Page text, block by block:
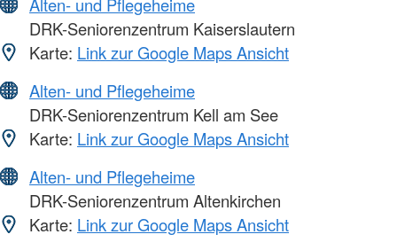
Alten- und Pflegeheime
DRK-Seniorenzentrum Kaiserslautern
Karte: Link zur Google Maps Ansicht
Alten- und Pflegeheime
DRK-Seniorenzentrum Kell am See
Karte: Link zur Google Maps Ansicht
Alten- und Pflegeheime
DRK-Seniorenzentrum Altenkirchen
Karte: Link zur Google Maps Ansicht